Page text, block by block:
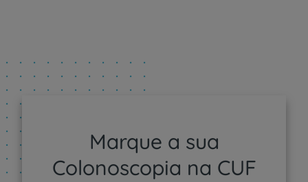
Marque a sua
Colonoscopia na CUF